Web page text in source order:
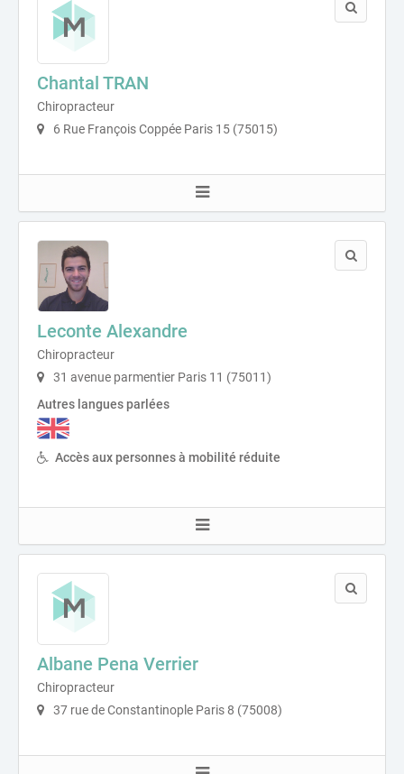
Chantal TRAN
Chiropracteur
6 Rue François Coppée Paris 15 (75015)
Leconte Alexandre
Chiropracteur
31 avenue parmentier Paris 11 (75011)
Autres langues parlées
Accès aux personnes à mobilité réduite
Albane Pena Verrier
Chiropracteur
37 rue de Constantinople Paris 8 (75008)